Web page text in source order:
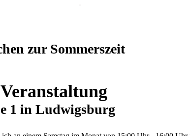
zur Sommerszeit
1 in Ludwigsburg